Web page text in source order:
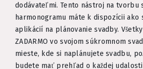
dodávateľmi. Tento nástroj na tvorbu
harmonogramu máte k dispozícii ako
aplikácií na plánovanie svadby.
ZADARMO vo svojom súkromnom
mieste, kde si naplánujete svadbu,
budete mať prehľad o každej